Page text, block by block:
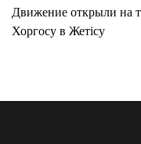
Движение открыли на
Хоргосу в Жетісу